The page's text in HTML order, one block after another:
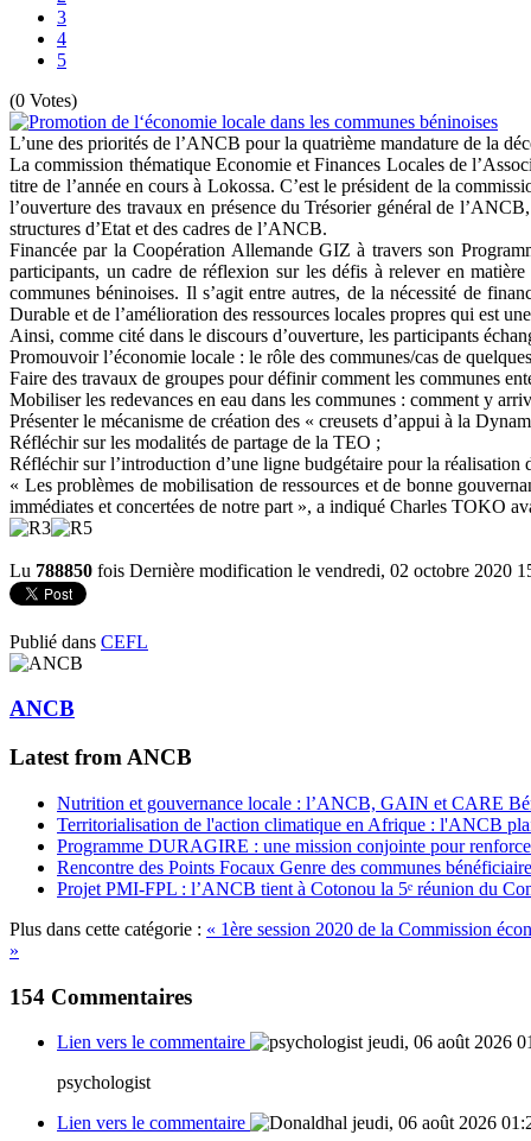
3
4
5
(0 Votes)
L’une des priorités de l’ANCB pour la quatrième mandature de la
La commission thématique Economie et Finances Locales de
titre de l’année en cours à Lokossa. C’est le président de la
l’ouverture des travaux en présence du Trésorier général de
structures d’Etat et des cadres de l’ANCB.
Financée par la Coopération Allemande GIZ à travers son
participants, un cadre de réflexion sur les défis à relever en
communes béninoises. Il s’agit entre autres, de la nécessité de
Durable et de l’amélioration des ressources locales propres qui est
Ainsi, comme cité dans le discours d’ouverture, les participants
Promouvoir l’économie locale : le rôle des communes/cas de
Faire des travaux de groupes pour définir comment les communes
Mobiliser les redevances en eau dans les communes : comment y
Présenter le mécanisme de création des « creusets d’appui à la
Réfléchir sur les modalités de partage de la TEO ;
Réfléchir sur l’introduction d’une ligne budgétaire pour la réalisation
« Les problèmes de mobilisation de ressources et de bonne
immédiates et concertées de notre part », a indiqué Charles TOKO
Lu 788850 fois Dernière modification le vendredi, 02 octobre 2020
Publié dans CEFL
ANCB
Latest from ANCB
Nutrition et gouvernance locale : l’ANCB, GAIN et CARE
Territorialisation de l'action climatique en Afrique : l'ANCB
Programme DURAGIRE : une mission conjointe pour
Rencontre des Points Focaux Genre des communes
Projet PMI-FPL : l’ANCB tient à Cotonou la 5ᵉ réunion du
Plus dans cette catégorie : « 1ère session 2020 de la Commission
»
154 Commentaires
Lien vers le commentaire
jeudi, 06 août 2026
psychologist
Lien vers le commentaire
jeudi, 06 août 2026